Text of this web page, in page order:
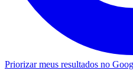
Priorizar meus resultados no